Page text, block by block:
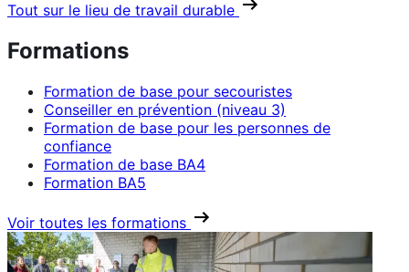
Tout sur le lieu de travail durable
Formations
Formation de base pour secouristes
Conseiller en prévention (niveau 3)
Formation de base pour les personnes de
confiance
Formation de base BA4
Formation BA5
Voir toutes les formations